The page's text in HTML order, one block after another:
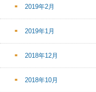
2019年2月
2019年1月
2018年12月
2018年10月